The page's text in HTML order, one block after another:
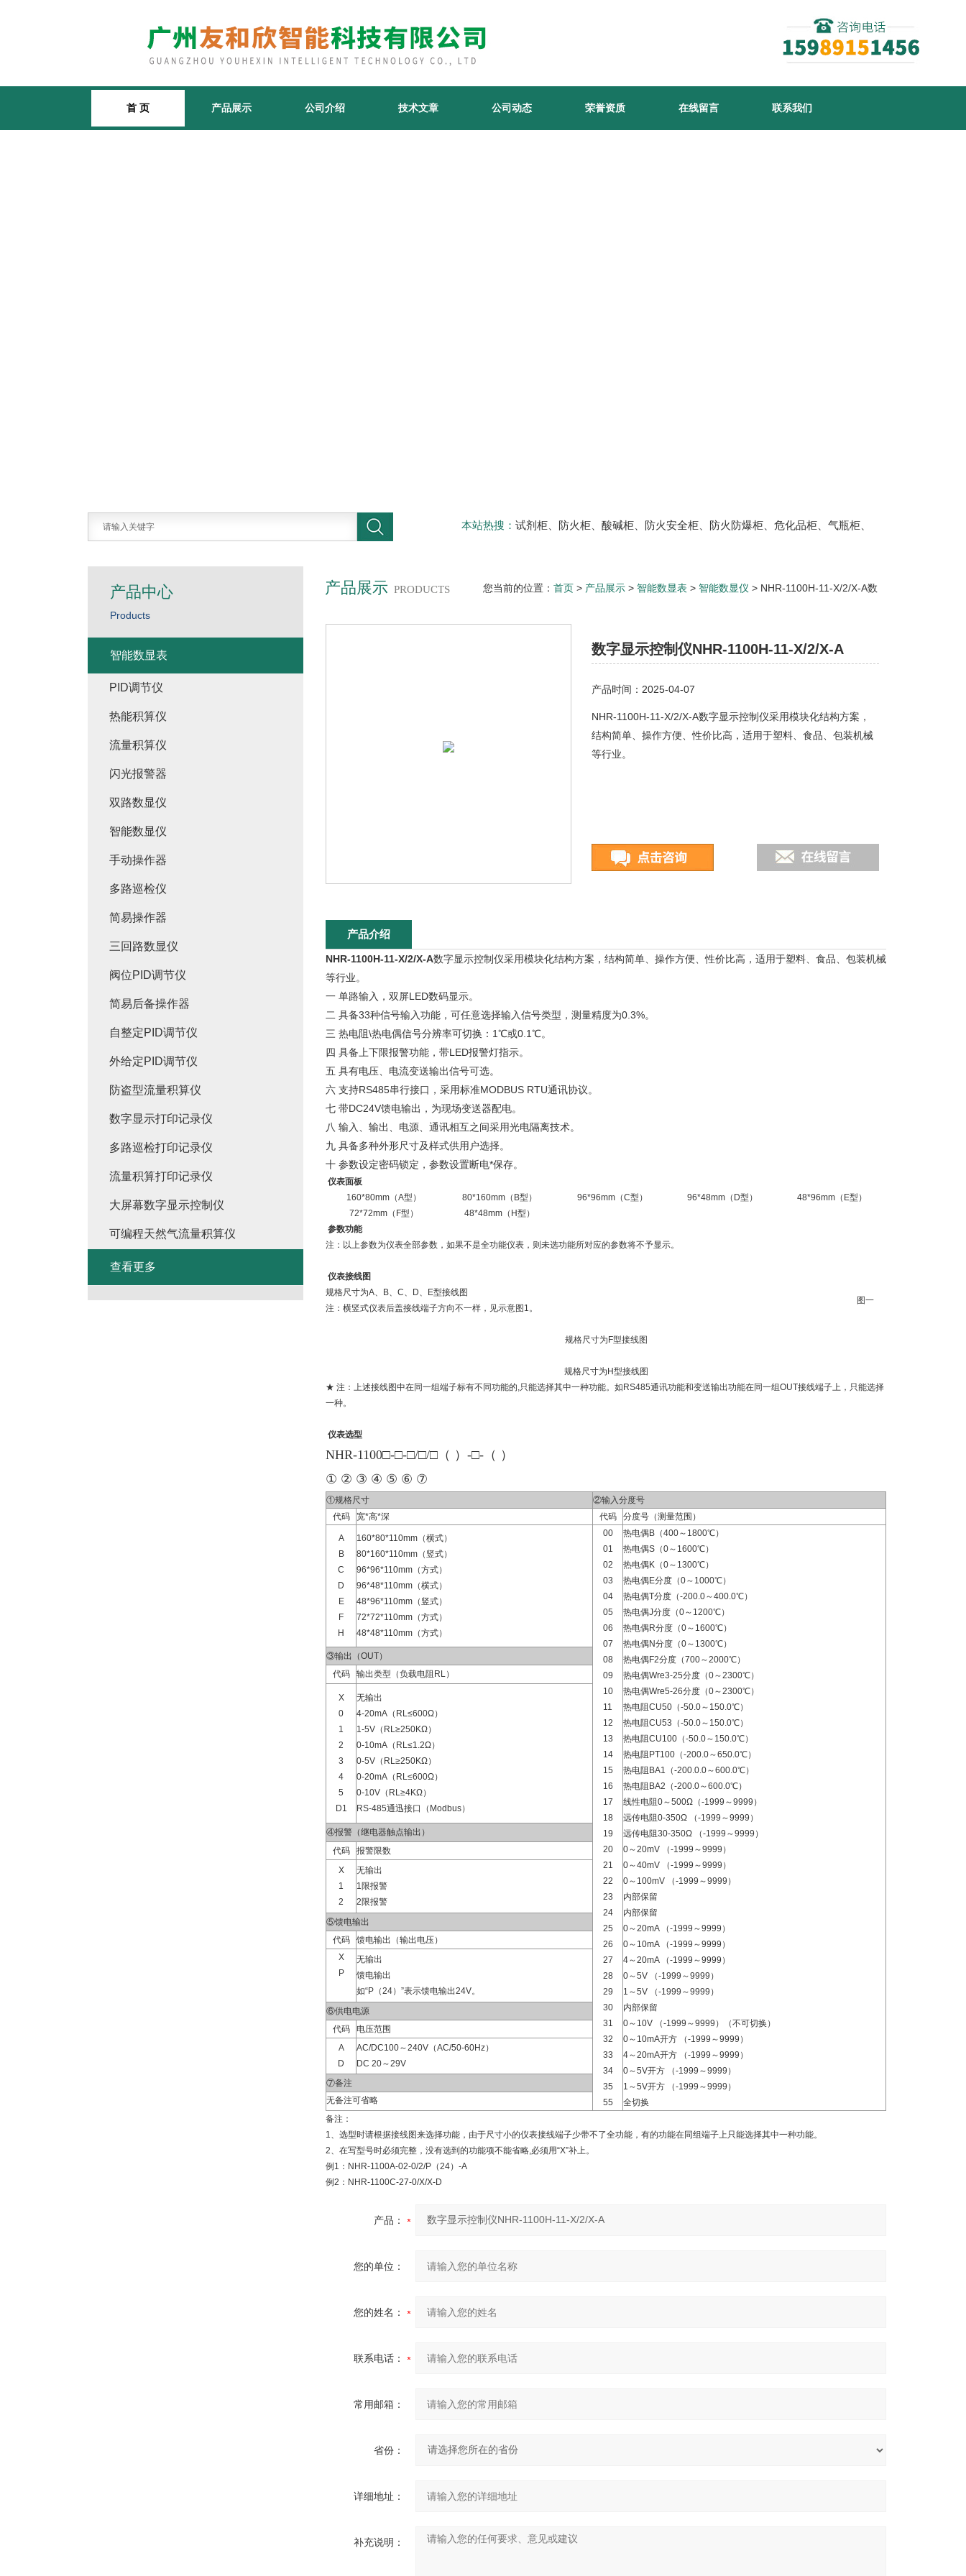
首 页 产品展示 公司介绍 技术文章 公司动态 荣誉资质 在线留言 联系我们
本站热搜： 试剂柜、防火柜、酸碱柜、防火安全柜、防火防爆柜、危化品柜、气瓶柜、
产品展示 PRODUCTS 您当前的位置： 首页 > 产品展示 > 智能数显表 > 智能数显仪 > NHR-1100H-11-X/2/X-A数
数字显示控制仪NHR-1100H-11-X/2/X-A
产品时间：2025-04-07
NHR-1100H-11-X/2/X-A数字显示控制仪采用模块化结构方案，
结构简单、操作方便、性价比高，适用于塑料、食品、包装机械
等行业。
产品介绍
NHR-1100H-11-X/2/X-A数字显示控制仪采用模块化结构方案，结构简单、操作方便、性价比高，适用于塑料、食品、包装机械
等行业。
一 单路输入，双屏LED数码显示。
二 具备33种信号输入功能，可任意选择输入信号类型，测量精度为0.3%。
三 热电阻\热电偶信号分辨率可切换：1℃或0.1℃。
四 具备上下限报警功能，带LED报警灯指示。
五 具有电压、电流变送输出信号可选。
六 支持RS485串行接口，采用标准MODBUS RTU通讯协议。
七 带DC24V馈电输出，为现场变送器配电。
八 输入、输出、电源、通讯相互之间采用光电隔离技术。
九 具备多种外形尺寸及样式供用户选择。
十 参数设定密码锁定，参数设置断电*保存。
仪表面板
160*80mm（A型）
80*160mm（B型） 96*96mm（C型） 96*48mm（D型）
48*96mm（E型）
72*72mm（F型）
48*48mm（H型）
参数功能
注：以上参数为仪表全部参数，如果不是全功能仪表，则未选功能所对应的参数将不予显示。
仪表接线图
规格尺寸为A、B、C、D、E型接线图
注：横竖式仪表后盖接线端子方向不一样，见示意图1。
图一
规格尺寸为F型接线图
规格尺寸为H型接线图
★ 注：上述接线图中在同一组端子标有不同功能的,只能选择其中一种功能。如RS485通讯功能和变送输出功能在同一组OUT接线端子上，只能选择
一种。
仪表选型
NHR-1100□-□-□/□/□（ ）-□-（ ）
① ② ③ ④ ⑤ ⑥ ⑦
①规格尺寸
②输入分度号
代码
宽*高*深 代码 分度号（测量范围）
A
B
C
D
E
F
H
160*80*110mm（横式）
80*160*110mm（竖式）
96*96*110mm（方式）
96*48*110mm（横式）
48*96*110mm（竖式）
72*72*110mm（方式）
48*48*110mm（方式）
00
01
02
03
04
05
06
07
08
09
10
11
12
13
14
15
16
17
18
19
20
21
22
23
24
25
26
27
28
29
30
31
32
33
34
35
55
热电偶B（400～1800℃）
热电偶S（0～1600℃）
热电偶K（0～1300℃）
热电偶E分度（0～1000℃）
热电偶T分度（-200.0～400.0℃）
热电偶J分度（0～1200℃）
热电偶R分度（0～1600℃）
热电偶N分度（0～1300℃）
热电偶F2分度（700～2000℃）
热电偶Wre3-25分度（0～2300℃）
热电偶Wre5-26分度（0～2300℃）
热电阻CU50（-50.0～150.0℃）
热电阻CU53（-50.0～150.0℃）
热电阻CU100（-50.0～150.0℃）
热电阻PT100（-200.0～650.0℃）
热电阻BA1（-200.0.0～600.0℃）
热电阻BA2（-200.0～600.0℃）
线性电阻0～500Ω（-1999～9999）
远传电阻0-350Ω （-1999～9999）
远传电阻30-350Ω （-1999～9999）
0～20mV （-1999～9999）
0～40mV （-1999～9999）
0～100mV （-1999～9999）
内部保留
内部保留
0～20mA （-1999～9999）
0～10mA （-1999～9999）
4～20mA （-1999～9999）
0～5V （-1999～9999）
1～5V （-1999～9999）
内部保留
0～10V （-1999～9999）（不可切换）
0～10mA开方 （-1999～9999）
4～20mA开方 （-1999～9999）
0～5V开方 （-1999～9999）
1～5V开方 （-1999～9999）
全切换
③输出（OUT）
代码
输出类型（负载电阻RL）
X
0
1
2
3
4
5
D1
无输出
4-20mA（RL≤600Ω）
1-5V（RL≥250KΩ）
0-10mA（RL≤1.2Ω）
0-5V（RL≥250KΩ）
0-20mA（RL≤600Ω）
0-10V（RL≥4KΩ）
RS-485通迅接口（Modbus）
④报警（继电器触点输出）
代码
报警限数
X
1
2
无输出
1限报警
2限报警
⑤馈电输出
代码
馈电输出（输出电压）
X
P
无输出
馈电输出
如“P（24）”表示馈电输出24V。
⑥供电电源
代码
电压范围
A
D
AC/DC100～240V（AC/50-60Hz）
DC 20～29V
⑦备注
无备注可省略
备注：
1、选型时请根据接线图来选择功能，由于尺寸小的仪表接线端子少带不了全功能，有的功能在同组端子上只能选择其中一种功能。
2、在写型号时必须完整，没有选到的功能项不能省略,必须用“X”补上。
例1：NHR-1100A-02-0/2/P（24）-A
例2：NHR-1100C-27-0/X/X-D
产品：
您的单位：
您的姓名：
联系电话：
常用邮箱：
省份：
详细地址：
补充说明：
产品中心
Products
智能数显表
PID调节仪
热能积算仪
流量积算仪
闪光报警器
双路数显仪
智能数显仪
手动操作器
多路巡检仪
简易操作器
三回路数显仪
阀位PID调节仪
简易后备操作器
自整定PID调节仪
外给定PID调节仪
防盗型流量积算仪
数字显示打印记录仪
多路巡检打印记录仪
流量积算打印记录仪
大屏幕数字显示控制仪
可编程天然气流量积算仪
查看更多